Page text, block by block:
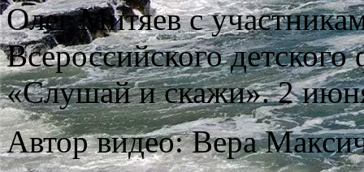
Олег Митяев с
Всероссийского детского
«Слушай и скажи». 2
Автор видео: Вера